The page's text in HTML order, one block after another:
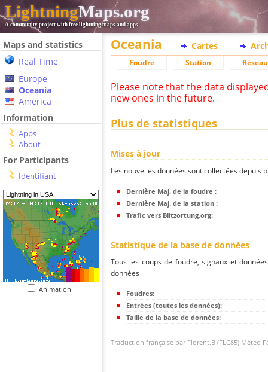
LightningMaps.org
A community project with free lightning maps and apps
Maps and statistics
Real Time
Europe
Oceania
America
Information
Apps
About
For Participants
Identifiant
Animation
Oceania Cartes
Foudre Station Réseau
Please note that the data
new ones in the future.
Plus de statistiques
Mises à jour
Les nouvelles données sont collectées
Dernière Maj. de la foudre :
Dernière Maj. de la station :
Trafic vers Blitzortung.org:
Statistique de la base de données
Tous les coups de foudre, signaux et
données
Foudres:
Entrées (toutes les données):
Taille de la base de données:
Traduction française par Florent.B (FLC85) Météo